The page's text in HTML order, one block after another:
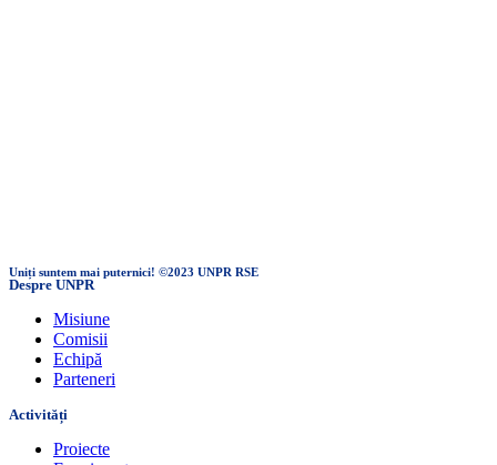
Uniți suntem mai puternici! ©2023 UNPR RSE
Despre UNPR
Misiune
Comisii
Echipă
Parteneri
Activități
Proiecte